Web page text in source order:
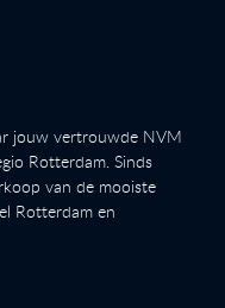
jouw vertrouwde NVM
Rotterdam. Sinds
van de mooiste
Rotterdam en